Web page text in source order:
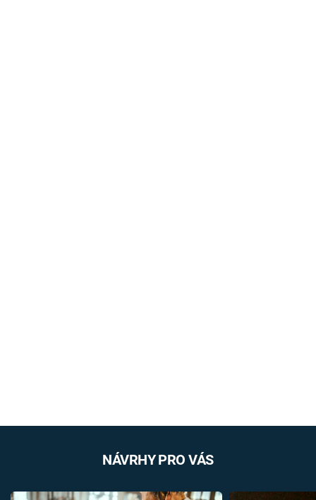
NÁVRHY PRO VÁS